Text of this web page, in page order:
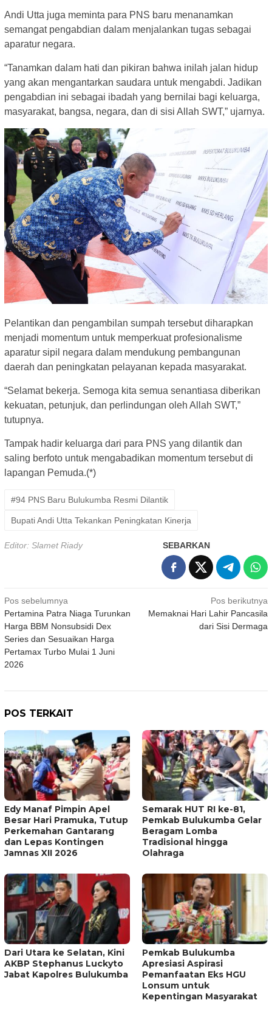
Andi Utta juga meminta para PNS baru menanamkan
semangat pengabdian dalam menjalankan tugas sebagai
aparatur negara.
“Tanamkan dalam hati dan pikiran bahwa inilah jalan hidup
yang akan mengantarkan saudara untuk mengabdi. Jadikan
pengabdian ini sebagai ibadah yang bernilai bagi keluarga,
masyarakat, bangsa, negara, dan di sisi Allah SWT,” ujarnya.
Pelantikan dan pengambilan sumpah tersebut diharapkan
menjadi momentum untuk memperkuat profesionalisme
aparatur sipil negara dalam mendukung pembangunan
daerah dan peningkatan pelayanan kepada masyarakat.
“Selamat bekerja. Semoga kita semua senantiasa diberikan
kekuatan, petunjuk, dan perlindungan oleh Allah SWT,”
tutupnya.
Tampak hadir keluarga dari para PNS yang dilantik dan
saling berfoto untuk mengabadikan momentum tersebut di
lapangan Pemuda.(*)
#94 PNS Baru Bulukumba Resmi Dilantik
Bupati Andi Utta Tekankan Peningkatan Kinerja
Editor: Slamet Riady SEBARKAN
Navigasi
pos
Pos sebelumnya
Pertamina Patra Niaga Turunkan
Harga BBM Nonsubsidi Dex
Series dan Sesuaikan Harga
Pertamax Turbo Mulai 1 Juni
2026
Pos berikutnya
Memaknai Hari Lahir Pancasila
dari Sisi Dermaga
POS TERKAIT
Edy Manaf Pimpin Apel
Besar Hari Pramuka, Tutup
Perkemahan Gantarang
dan Lepas Kontingen
Jamnas XII 2026
Semarak HUT RI ke-81,
Pemkab Bulukumba Gelar
Beragam Lomba
Tradisional hingga
Olahraga
Dari Utara ke Selatan, Kini
AKBP Stephanus Luckyto
Jabat Kapolres Bulukumba
Pemkab Bulukumba
Apresiasi Aspirasi
Pemanfaatan Eks HGU
Lonsum untuk
Kepentingan Masyarakat